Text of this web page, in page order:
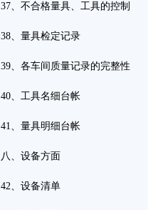
37、不合格量具、工具的控制
38、量具检定记录
39、各车间质量记录的完整性
40、工具名细台帐
41、量具明细台帐
八、设备方面
42、设备清单